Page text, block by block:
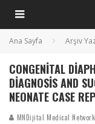
Ana Sayfa Arşiv
CONGENITAL
DIAGNOSIS AND
NEONATE CASE
MNDijital Medical Network